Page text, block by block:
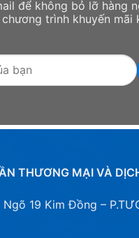
để không bỏ lỡ hàng
trình khuyến mãi
THƯƠNG MẠI VÀ
19 Kim Đồng –